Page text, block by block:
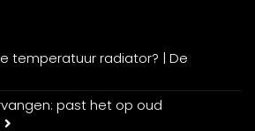
temperatuur radiator? | De
past het op oud